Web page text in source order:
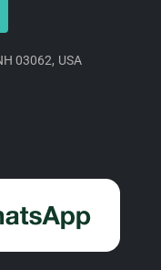
03062, USA